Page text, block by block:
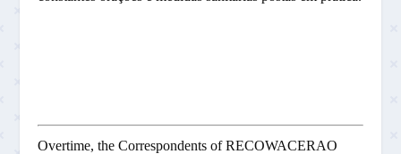
Overtime, the Correspondents of RECOWACERAO